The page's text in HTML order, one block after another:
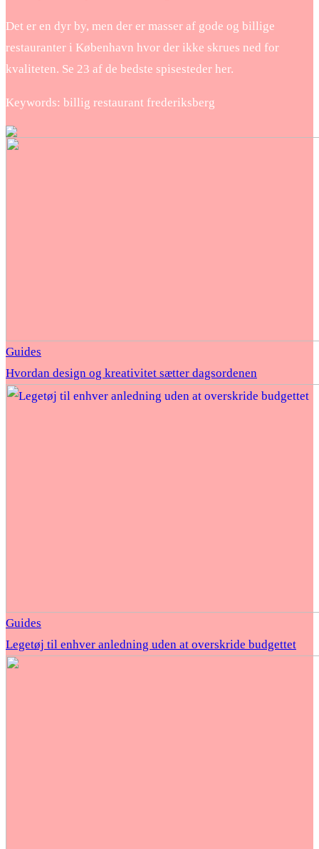
Det er en dyr by, men der er masser af gode og billige
restauranter i København hvor der ikke skrues ned for
kvaliteten. Se 23 af de bedste spisesteder her.
Keywords: billig restaurant frederiksberg
Guides
Hvordan design og kreativitet sætter dagsordenen
Guides
Legetøj til enhver anledning uden at overskride budgettet